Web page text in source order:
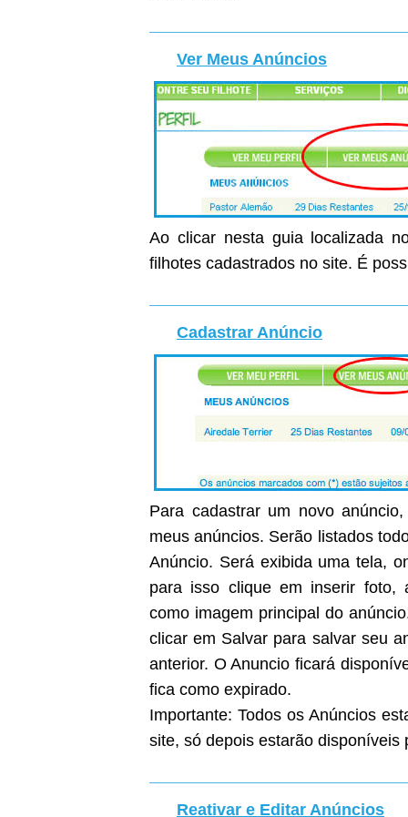
Ver Meus Anúncios
Ao clicar nesta guia localizada
filhotes cadastrados no site. É
Cadastrar Anúncio
Para cadastrar um novo anúncio,
meus anúncios. Serão listados
Anúncio. Será exibida uma tela,
para isso clique em inserir
como imagem principal do
clicar em Salvar para salvar seu
anterior. O Anuncio ficará
fica como expirado.
Importante: Todos os Anúncios
site, só depois estarão disponíveis
Reativar e Editar Anúncios